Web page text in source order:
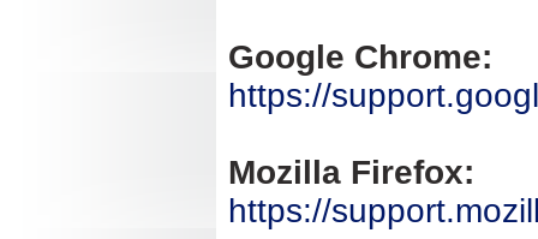
Google Chrome:
https://
Mozilla Firefox:
https://